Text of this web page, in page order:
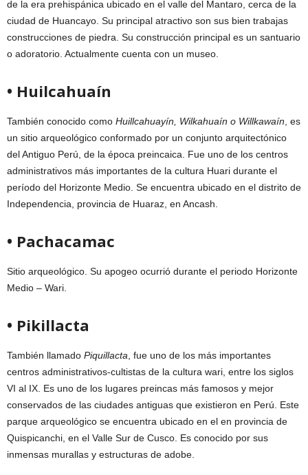
de la era prehispánica ubicado en el valle del Mantaro, cerca de la
ciudad de Huancayo. Su principal atractivo son sus bien trabajas
construcciones de piedra. Su construcción principal es un santuario
o adoratorio. Actualmente cuenta con un museo.
• Huilcahuaín
También conocido como Huillcahuayín, Wilkahuaín o Willkawaín , es
un sitio arqueológico conformado por un conjunto arquitectónico
del Antiguo Perú, de la época preincaica. Fue uno de los centros
administrativos más importantes de la cultura Huari durante el
período del Horizonte Medio. Se encuentra ubicado en el distrito de
Independencia, provincia de Huaraz, en Ancash.
• Pachacamac
Sitio arqueológico. Su apogeo ocurrió durante el periodo Horizonte
Medio – Wari.
• Pikillacta
También llamado Piquillacta , fue uno de los más importantes
centros administrativos-cultistas de la cultura wari, entre los siglos
VI al IX. Es uno de los lugares preincas más famosos y mejor
conservados de las ciudades antiguas que existieron en Perú. Este
parque arqueológico se encuentra ubicado en el en provincia de
Quispicanchi, en el Valle Sur de Cusco. Es conocido por sus
inmensas murallas y estructuras de adobe.